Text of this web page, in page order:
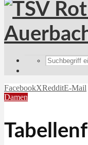
FacebookXRedditE-Mail
Damen